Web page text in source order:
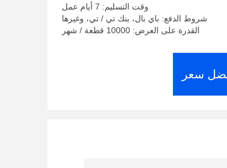
وقت التسليم: 7 أيام عمل
شروط الدفع: باي بال، بنك تي / تي، وغيرها
القدرة على العرض: 10000 قطعة / شهر
سعر